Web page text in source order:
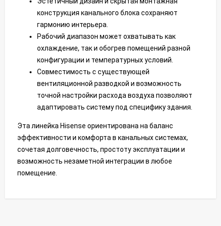
конструкция канального блока сохраняют
гармонию интерьера.
Рабочий диапазон может охватывать как
охлаждение, так и обогрев помещений разной
конфигурации и температурных условий.
Совместимость с существующей
вентиляционной разводкой и возможность
точной настройки расхода воздуха позволяют
адаптировать систему под специфику здания.
Эта линейка Hisense ориентирована на баланс
эффективности и комфорта в канальных системах,
сочетая долговечность, простоту эксплуатации и
возможность незаметной интеграции в любое
помещение.